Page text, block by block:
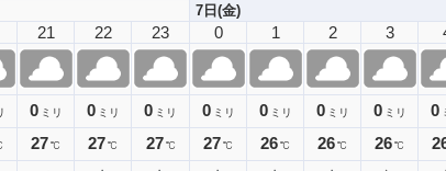
21
0 ミリ
27℃
22
0 ミリ
27℃
23
0 ミリ
27 ℃
7日(金)
0
0 ミリ
27℃
1
0 ミリ
26℃
2
0 ミリ
26℃
3
0 ミリ
26℃
0